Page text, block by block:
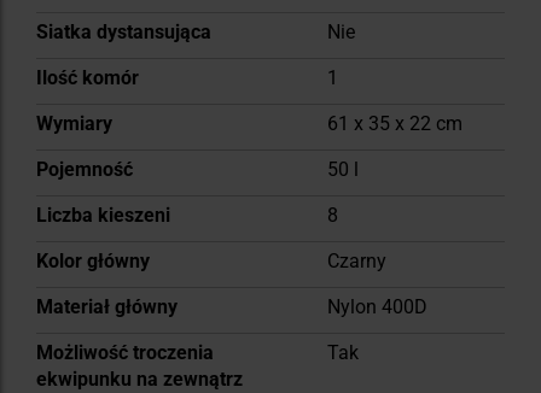
Siatka dystansująca
Nie
Ilość komór
1
Wymiary
61 x 35 x 22 cm
Pojemność
50 l
Liczba kieszeni
8
Kolor główny
Czarny
Materiał główny
Nylon 400D
Możliwość troczenia
ekwipunku na zewnątrz
Tak